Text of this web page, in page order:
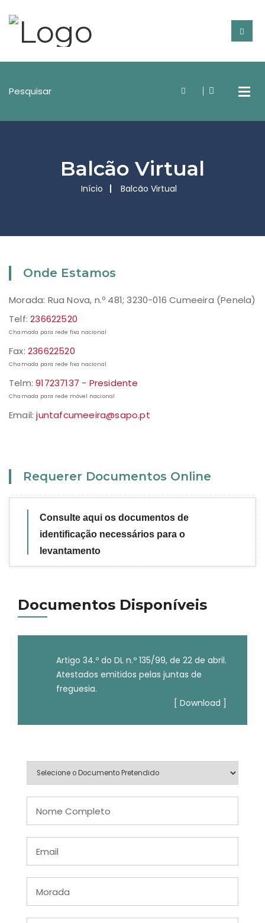
Balcão Virtual
Início Balcão Virtual
Onde Estamos
Morada: Rua Nova, n.º 481; 3230-016 Cumeeira (Penela)
Telf:236622520
Chamada para rede fixa nacional
Fax: 236622520
Chamada para rede fixa nacional
Telm:917237137 - Presidente
Chamada para rede móvel nacional
Email:juntafcumeeira@sapo.pt
Requerer Documentos Online
Consulte aqui os documentos de
identificação necessários para o
levantamento
Documentos Disponíveis
Artigo 34.º do DL n.º 135/99, de 22 de abril.
Atestados emitidos pelas juntas de
freguesia.
[ Download ]